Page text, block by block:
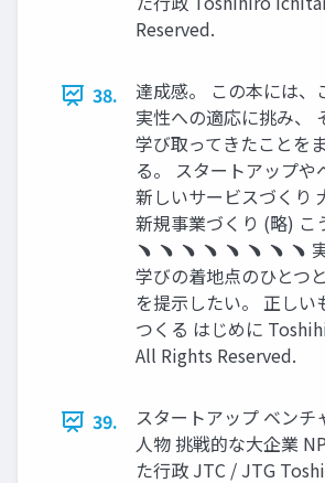
Reserved.
38.
達成感。 この本には、
実性への適応に挑み、
学び取ってきたことを
る。 スタートアップや
新しいサービスづくり
新規事業づくり (略) こ
﹅ ﹅ ﹅ ﹅ ﹅ ﹅ ﹅ ﹅
学びの着地点のひとつ
を提⽰したい。 正しい
つくる はじめに
All Rights Reserved.
39.
スタートアップ ベンチ
⼈物 挑戦的な⼤企業
た⾏政 JTC / JTG